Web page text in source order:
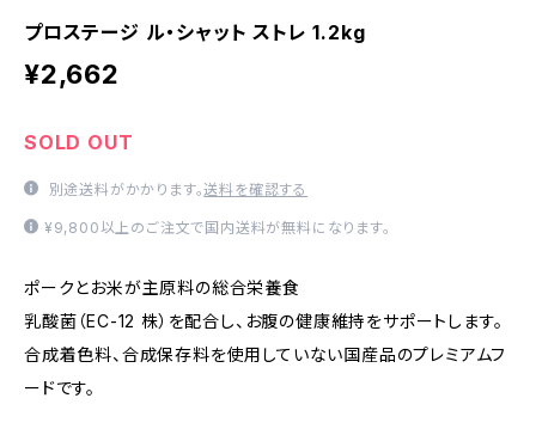
プロステージ ル・シャット ストレ 1.2kg
¥2,662
SOLD OUT
別途送料がかかります。送料を確認する
¥9,800以上のご注文で国内送料が無料になります。
ポークとお米が主原料の総合栄養食
乳酸菌（EC-12 株）を配合し、お腹の健康維持をサポートします。
合成着色料、合成保存料を使用していない国産品のプレミアムフ
ードです。